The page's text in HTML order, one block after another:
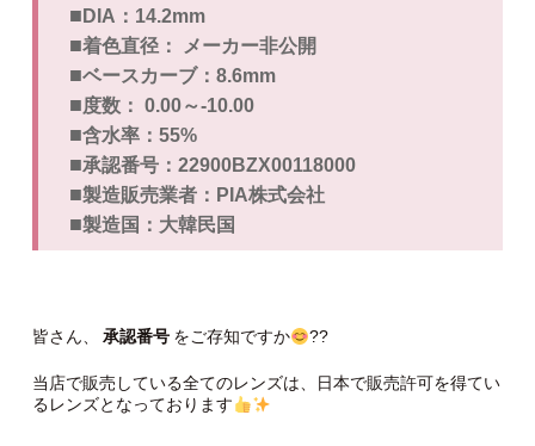
■ DIA：14.2mm
■着色直径： メーカー非公開
■ベースカーブ：8.6mm
■度数： 0.00～-10.00
■含水率：55%
■承認番号：22900BZX00118000
■製造販売業者：PIA株式会社
■製造国：大韓民国
皆さん、 承認番号 をご存知ですか ??
当店で販売している全てのレンズは、日本で販売許可を得てい
るレンズとなっております